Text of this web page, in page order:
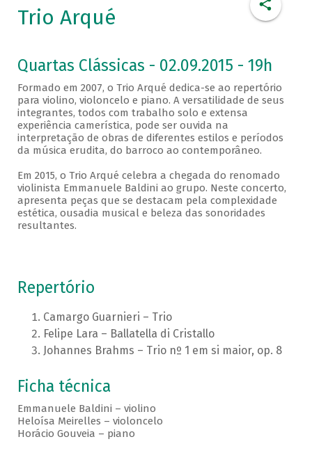
Trio Arqué
Quartas Clássicas - 02.09.2015 - 19h
Formado em 2007, o Trio Arqué dedica-se ao repertório
para violino, violoncelo e piano. A versatilidade de seus
integrantes, todos com trabalho solo e extensa
experiência camerística, pode ser ouvida na
interpretação de obras de diferentes estilos e períodos
da música erudita, do barroco ao contemporâneo.
Em 2015, o Trio Arqué celebra a chegada do renomado
violinista Emmanuele Baldini ao grupo. Neste concerto,
apresenta peças que se destacam pela complexidade
estética, ousadia musical e beleza das sonoridades
resultantes.
Repertório
Camargo Guarnieri – Trio
Felipe Lara – Ballatella di Cristallo
Johannes Brahms – Trio nº 1 em si maior, op. 8
Ficha técnica
Emmanuele Baldini – violino
Heloísa Meirelles – violoncelo
Horácio Gouveia – piano